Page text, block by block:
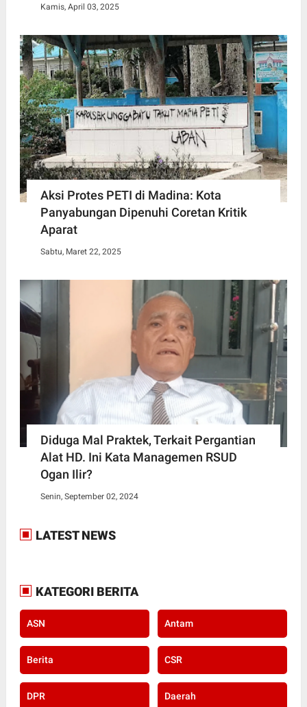
Kamis, April 03, 2025
Aksi Protes PETI di Madina: Kota
Panyabungan Dipenuhi Coretan Kritik
Aparat
Sabtu, Maret 22, 2025
Diduga Mal Praktek, Terkait Pergantian
Alat HD. Ini Kata Managemen RSUD
Ogan Ilir?
Senin, September 02, 2024
LATEST NEWS
KATEGORI BERITA
ASN Antam
Berita CSR
DPR Daerah